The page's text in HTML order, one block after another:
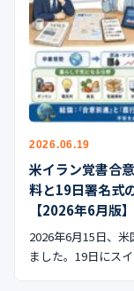
再生原料
梱包資材
イラン情勢まとめ
公式ブログ
会社案内
2026.06.19
米イラン覚書合
料と19日署名式
【2026年6月版】
2026年6月15日、
ました。19日にス